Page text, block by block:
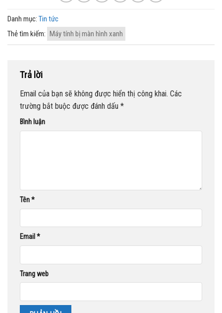
Danh mục: Tin tức
Thẻ tìm kiếm:
Máy tính bị màn hình xanh
Trả lời
Email của bạn sẽ không được hiển thị công khai. Các
trường bắt buộc được đánh dấu *
Bình luận
Tên*
Email *
Trang web